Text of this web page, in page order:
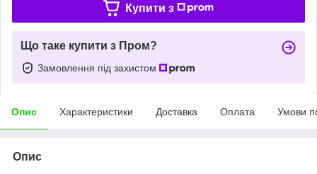
Купити з
Що таке купити з Пром?
Замовлення під захистом
Опис Характеристики Доставка Оплата Умови
Опис